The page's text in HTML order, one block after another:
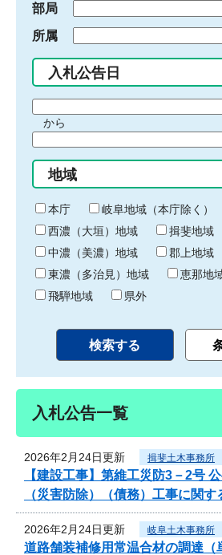
部局
所属
入札公告日
間
始
り
から
間
終
わ
り
地域
本庁
岐阜地域（本庁除く）
西濃（大垣）地域
揖斐地域
中濃（美濃）地域
郡上地域
東濃（多治見）地域
恵那地
飛騨地域
県外
入札公告一覧
2026年2月24日更新 揖斐土木事務所
【建設工事】第維工災防3－2号
（災害防除）（債務）工事に関
2026年2月24日更新 岐阜土木事務所
道路舗装補修用常温合材の調達（